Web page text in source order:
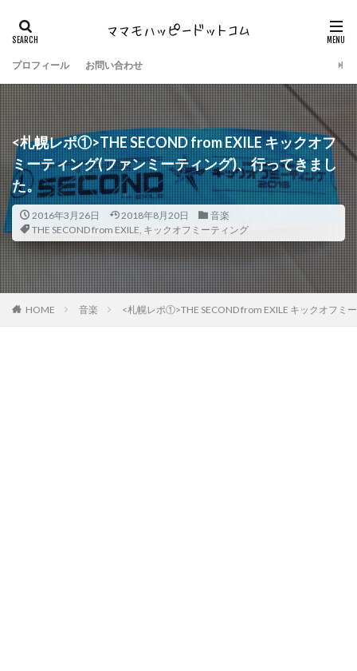
プロフィール お問い合わせ
<札幌レポ①>THE SECOND from EXILE キックオフ
ミーティング(ファンミーティング)、行ってきまし
た。
2016年3月26日 2018年8月20日
音楽
THE SECOND from EXILE, キックオフミーティング
HOME 音楽 <札幌レポ①>THE SECOND from EXILE キックオフミ